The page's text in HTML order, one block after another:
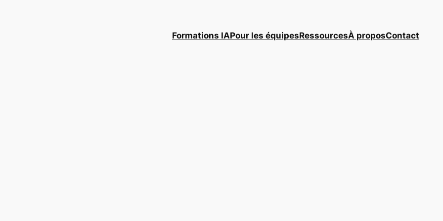
Formations IAPour les équipesRessourcesÀ proposContact